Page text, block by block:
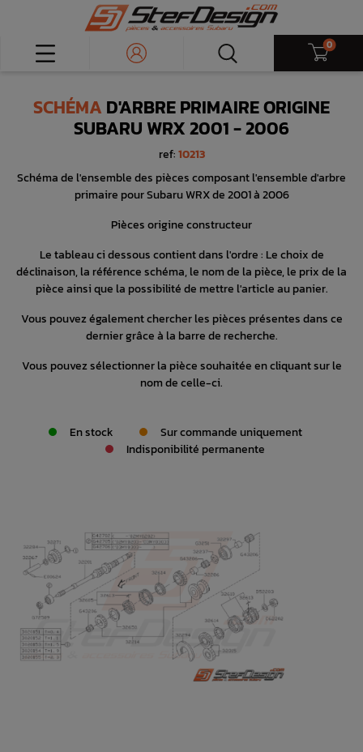
0
SCHÉMA D'ARBRE PRIMAIRE ORIGINE
SUBARU WRX 2001 - 2006
ref:10213
Schéma de l'ensemble des pièces composant l'ensemble d'arbre
primaire pour Subaru WRX de 2001 à 2006
Pièces origine constructeur
Le tableau ci dessous contient dans l'ordre : Le choix de
déclinaison, la référence schéma, le nom de la pièce, le prix de la
pièce ainsi que la possibilité de mettre l'article au panier.
Vous pouvez également chercher les pièces présentes dans ce
dernier grâce à la barre de recherche.
Vous pouvez sélectionner la pièce souhaitée en cliquant sur le
nom de celle-ci.
En stock
Sur commande uniquement
Indisponibilité permanente